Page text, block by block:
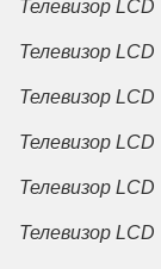
Телевизор LCD
Телевизор LCD
Телевизор LCD
Телевизор LCD
Телевизор LCD
Телевизор LCD